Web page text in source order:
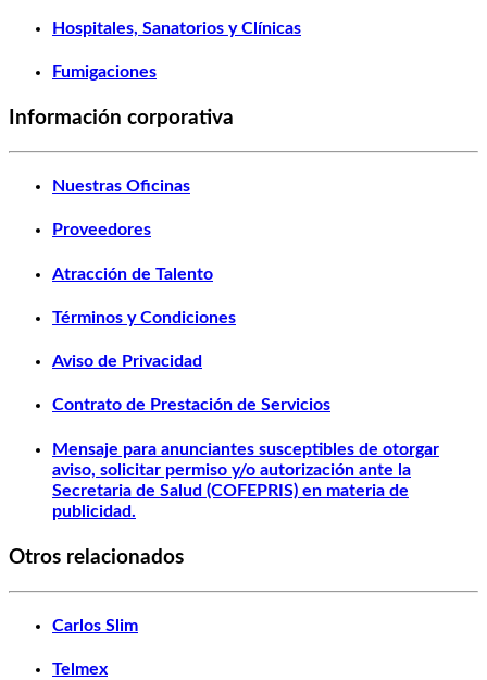
Hospitales, Sanatorios y Clínicas
Fumigaciones
Información corporativa
Nuestras Oficinas
Proveedores
Atracción de Talento
Términos y Condiciones
Aviso de Privacidad
Contrato de Prestación de Servicios
Mensaje para anunciantes susceptibles de otorgar
aviso, solicitar permiso y/o autorización ante la
Secretaria de Salud (COFEPRIS) en materia de
publicidad.
Otros relacionados
Carlos Slim
Telmex